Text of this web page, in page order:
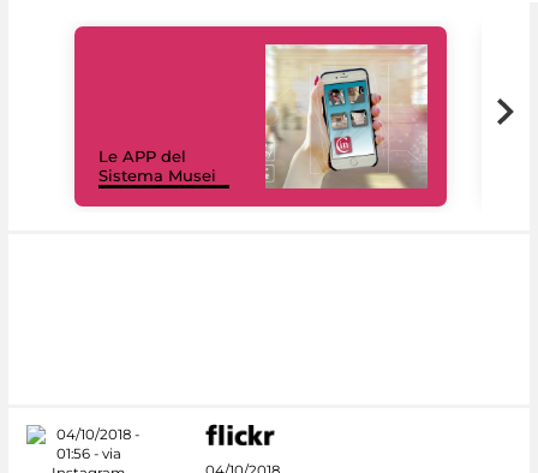
Le APP del
Sistema Musei